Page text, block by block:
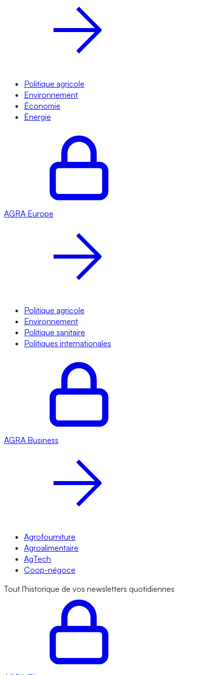
Politique agricole
Environnement
Économie
Énergie
AGRA Europe
Politique agricole
Environnement
Politique sanitaire
Politiques internationales
AGRA Business
Agrofourniture
Agroalimentaire
AgTech
Coop-négoce
Tout l'historique de vos newsletters quotidiennes